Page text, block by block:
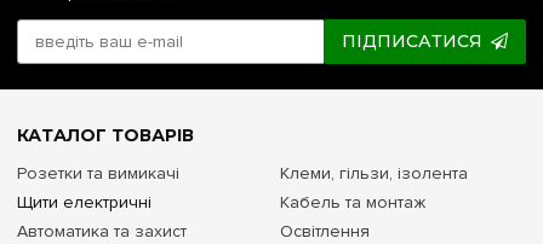
ПІДПИСАТИСЯ
КАТАЛОГ ТОВАРІВ
Розетки та вимикачі
Щити електричні
Автоматика та захист
Клеми, гільзи, ізолента
Кабель та монтаж
Освітлення